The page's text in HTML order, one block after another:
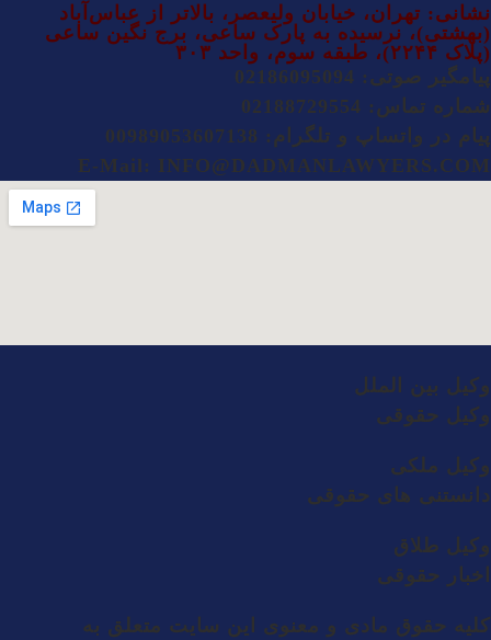
نشانی: تهران، خیابان ولیعصر، بالاتر از عباس‌آباد
(بهشتی)، نرسیده به پارک ساعی، برج نگین ساعی
(پلاک ۲۲۴۴)، طبقه سوم، واحد ۳۰۳
پیامگیر صوتی: 02186095094
شماره تماس: 02188729554
پیام در واتساپ و تلگرام: 00989053607138
E-Mail: INFO@DADMANLAWYERS.COM
وکیل بین الملل
وکیل حقوقی
وکیل ملکی
دانستنی های حقوقی
وکیل طلاق
اخبار حقوقی
کلیه حقوق مادی و معنوی این سایت متعلق به